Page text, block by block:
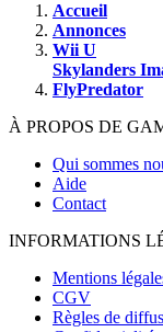
Accueil
Annonces
Wii U
Skylanders
FlyPredator
À PROPOS DE
Qui sommes
Aide
Contact
INFORMATIONS
Mentions
CGV
Règles de